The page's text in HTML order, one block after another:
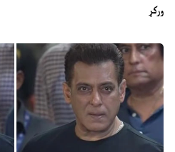
ورکړ